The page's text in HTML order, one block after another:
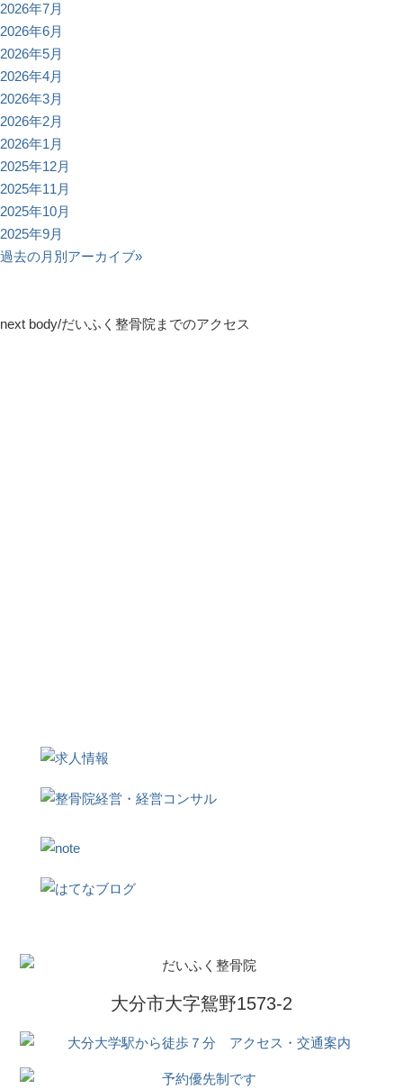
2026年7月
2026年6月
2026年5月
2026年4月
2026年3月
2026年2月
2026年1月
2025年12月
2025年11月
2025年10月
2025年9月
過去の月別アーカイブ»
next body/だいふく整骨院までのアクセス
大分市大字鴛野1573-2